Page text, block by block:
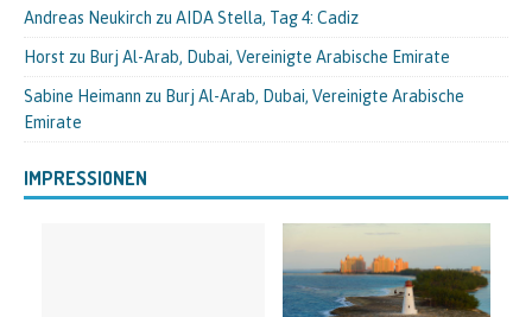
Andreas Neukirch zuAIDA Stella, Tag 4: Cadiz
Horst zu Burj Al-Arab, Dubai, Vereinigte Arabische Emirate
Sabine Heimann zu Burj Al-Arab, Dubai, Vereinigte Arabische
Emirate
IMPRESSIONEN